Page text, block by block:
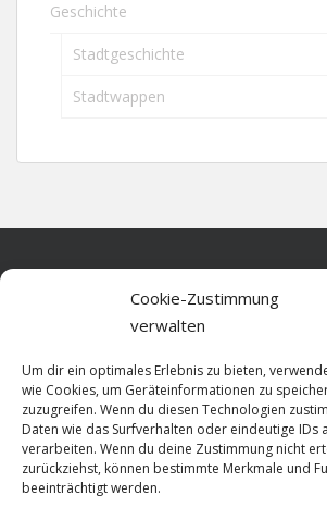
Cookie-Zustimmung
verwalten
Um dir ein optimales Erlebnis zu bieten,
wie Cookies, um Geräteinformationen zu
zuzugreifen. Wenn du diesen Technologien
Daten wie das Surfverhalten oder eindeutige IDs
verarbeiten. Wenn du deine Zustimmung nicht
zurückziehst, können bestimmte Merkmale und
beeinträchtigt werden.
Geschichte
Stadtgeschichte
Stadtwappen
Datenschutz
Cookie-Richtlinie (EU)
Impressum